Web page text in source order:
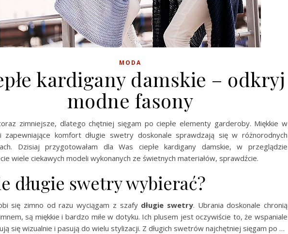
MODA
kardigany damskie – odkryj
modne fasony
zimniejsze, dlatego chętniej sięgam po ciepłe elementy garderoby. Miękkie w
zapewniające komfort długie swetry doskonale sprawdzają się w różnorodnych
Dzisiaj przygotowałam dla Was ciepłe kardigany damskie, w przeglądzie
wiele ciekawych modeli wykonanych ze świetnych materiałów, sprawdźcie.
długie swetry wybierać?
się zimno od razu wyciągam z szafy długie swetry. Ubrania doskonale chronią
są miękkie i bardzo miłe w dotyku. Ich plusem jest oczywiście to, że wspaniale
się wizualnie i pasują do wielu stylizacji. Z długich swetrów najchętniej sięgam po …